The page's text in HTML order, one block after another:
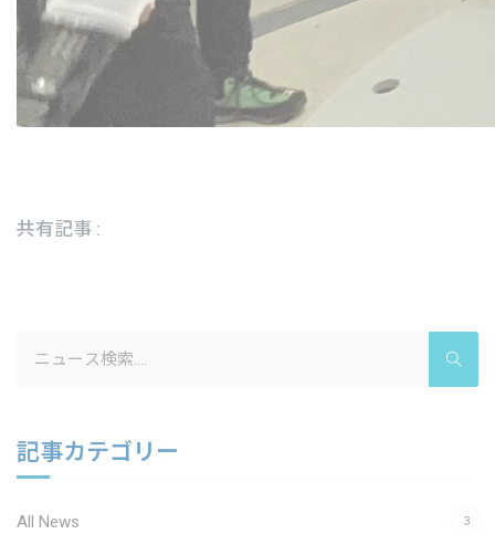
共有記事 :
記事カテゴリー
All News 3